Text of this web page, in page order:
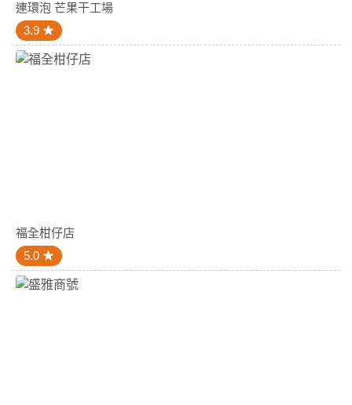
連環泡 芒果干工場
3.9
福全柑仔店
5.0